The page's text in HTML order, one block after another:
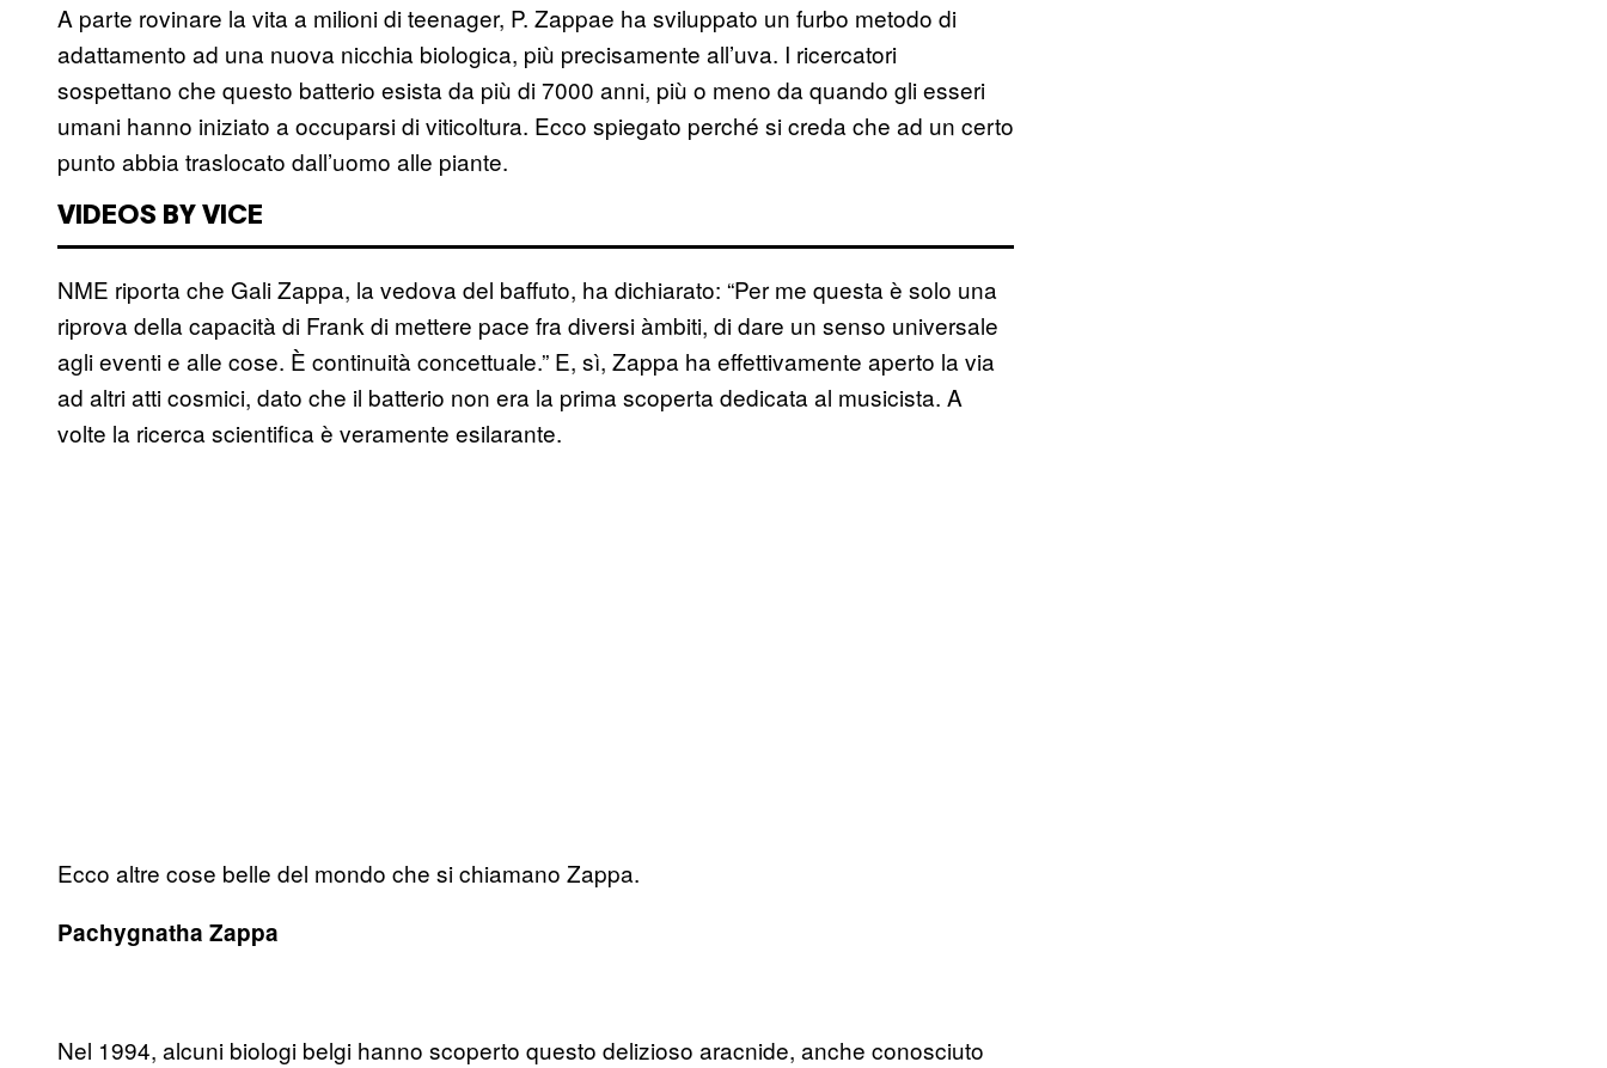
A parte rovinare la vita a milioni di teenager, P. Zappae ha sviluppato un furbo metodo di
adattamento ad una nuova nicchia biologica, più precisamente all’uva. I ricercatori
sospettano che questo batterio esista da più di 7000 anni, più o meno da quando gli esseri
umani hanno iniziato a occuparsi di viticoltura. Ecco spiegato perché si creda che ad un certo
punto abbia traslocato dall’uomo alle piante.
VIDEOS BY VICE
NME riporta che Gali Zappa, la vedova del baffuto, ha dichiarato: “Per me questa è solo una
riprova della capacità di Frank di mettere pace fra diversi àmbiti, di dare un senso universale
agli eventi e alle cose. È continuità concettuale.” E, sì, Zappa ha effettivamente aperto la via
ad altri atti cosmici, dato che il batterio non era la prima scoperta dedicata al musicista. A
volte la ricerca scientifica è veramente esilarante.
Ecco altre cose belle del mondo che si chiamano Zappa.
Pachygnatha Zappa
Nel 1994, alcuni biologi belgi hanno scoperto questo delizioso aracnide, anche conosciuto